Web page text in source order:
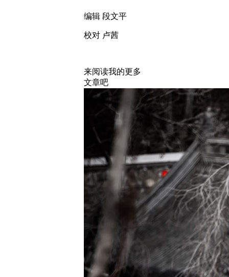
编辑 段文平
校对 卢茜
来阅读我的更多
文章吧